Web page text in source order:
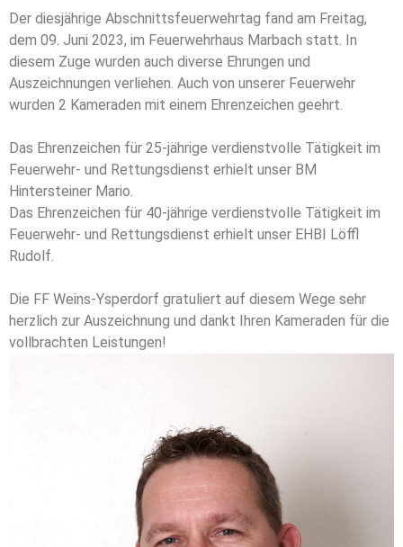
Der diesjährige Abschnittsfeuerwehrtag fand am Freitag,
dem 09. Juni 2023, im Feuerwehrhaus Marbach statt. In
diesem Zuge wurden auch diverse Ehrungen und
Auszeichnungen verliehen. Auch von unserer Feuerwehr
wurden 2 Kameraden mit einem Ehrenzeichen geehrt.
Das Ehrenzeichen für 25-jährige verdienstvolle Tätigkeit im
Feuerwehr- und Rettungsdienst erhielt unser BM
Hintersteiner Mario.
Das Ehrenzeichen für 40-jährige verdienstvolle Tätigkeit im
Feuerwehr- und Rettungsdienst erhielt unser EHBI Löffl
Rudolf.
Die FF Weins-Ysperdorf gratuliert auf diesem Wege sehr
herzlich zur Auszeichnung und dankt Ihren Kameraden für die
vollbrachten Leistungen!